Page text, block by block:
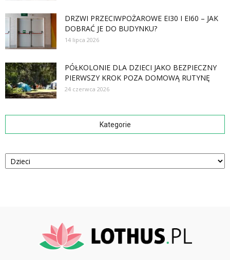
DRZWI PRZECIWPOŻAROWE EI30 I EI60 – JAK
DOBRAĆ JE DO BUDYNKU?
14 lipca 2026
PÓŁKOLONIE DLA DZIECI JAKO BEZPIECZNY
PIERWSZY KROK POZA DOMOWĄ RUTYNĘ
24 czerwca 2026
Kategorie
Kategorie